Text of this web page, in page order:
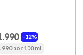
12%
por 100 ml